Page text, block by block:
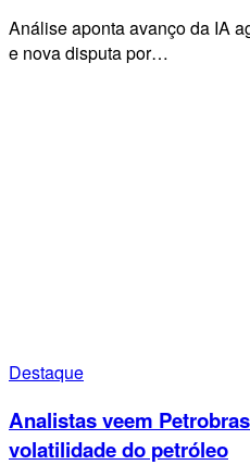
Análise aponta avanço da IA
e nova disputa por…
Destaque
Analistas veem
volatilidade do petróleo